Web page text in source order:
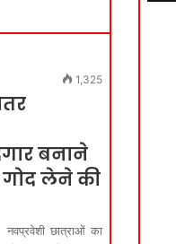
1,325
बनाने
लेने की
छात्राओं का